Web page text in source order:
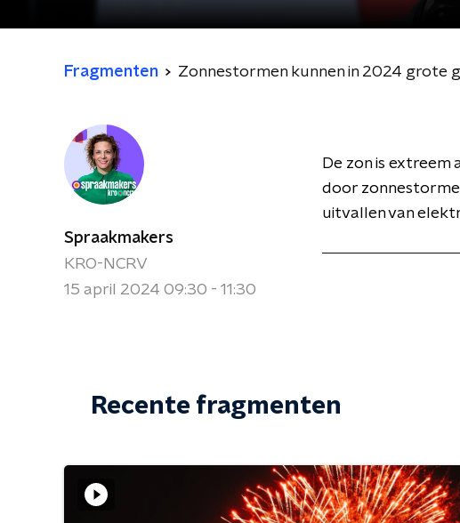
Fragmenten Zonnestormen kunnen in 2024 grote
Spraakmakers
KRO-NCRV
15 april 2024 09:30 - 11:30
De zon is
door
uitvallen van
Recente fragmenten